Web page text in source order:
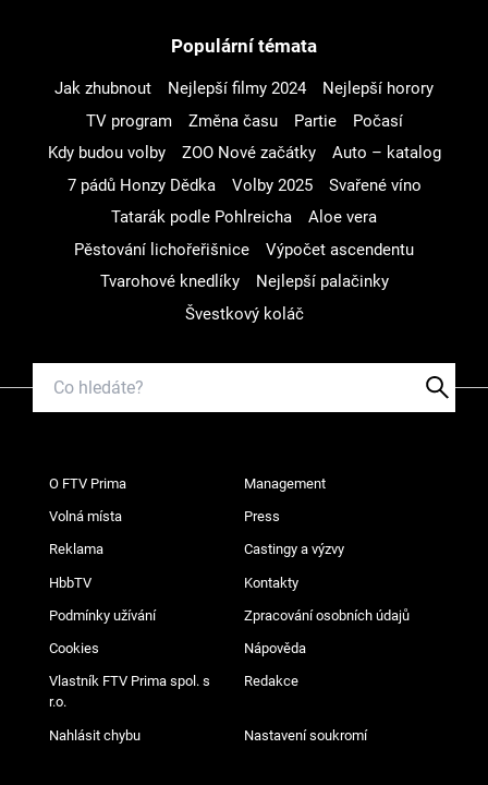
Populární témata
Jak zhubnout Nejlepší filmy 2024
Nejlepší horory
TV program
Změna času Partie
Počasí
Kdy budou volby
ZOO Nové začátky
Auto – katalog
7 pádů Honzy Dědka
Volby 2025
Svařené víno
Tatarák podle Pohlreicha
Aloe vera
Pěstování lichořeřišnice
Výpočet ascendentu
Tvarohové knedlíky
Nejlepší palačinky
Švestkový koláč
O FTV Prima Management
Volná místa Press
Reklama Castingy a výzvy
HbbTV Kontakty
Podmínky užívání Zpracování osobních údajů
Cookies Nápověda
Vlastník FTV Prima spol. s
r.o.
Redakce
Nahlásit chybu Nastavení soukromí